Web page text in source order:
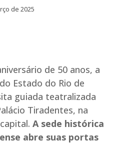
de 2025
de 50 anos, a
Estado do Rio de
guiada teatralizada
Tiradentes, na
A sede histórica
abre suas portas